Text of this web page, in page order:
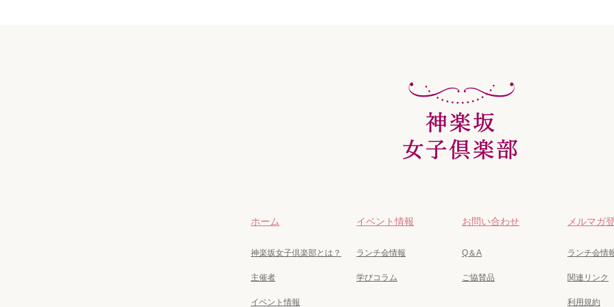
ホーム
神楽坂女子倶楽部とは？
主催者
イベント情報
イベント情報
ランチ会情報
学びコラム
お問い合わせ
Q＆A
ご協賛品
メルマガ
ランチ会情
関連リンク
利用規約